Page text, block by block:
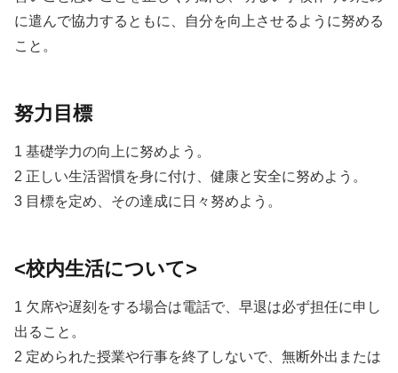
に遣んで協力するともに、自分を向上させるように努める
こと。
努力目標
1 基礎学力の向上に努めよう。
2 正しい生活習慣を身に付け、健康と安全に努めよう。
3 目標を定め、その達成に日々努めよう。
<校内生活について>
1 欠席や遅刻をする場合は電話で、早退は必ず担任に申し
出ること。
2 定められた授業や行事を終了しないで、無断外出または